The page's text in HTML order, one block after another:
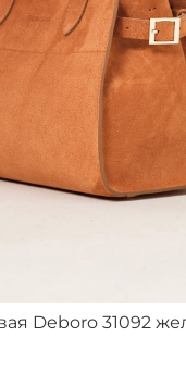
Deboro 31092